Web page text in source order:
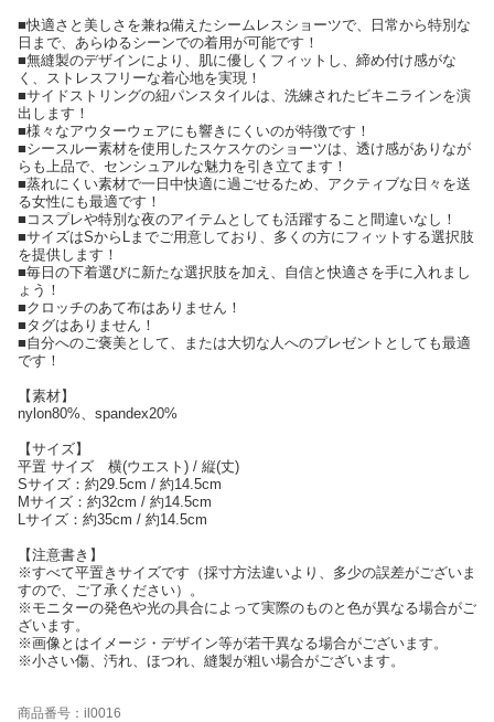
■快適さと美しさを兼ね備えたシームレスショーツで、日常から特別な
日まで、あらゆるシーンでの着用が可能です！
■無縫製のデザインにより、肌に優しくフィットし、締め付け感がな
く、ストレスフリーな着心地を実現！
■サイドストリングの紐パンスタイルは、洗練されたビキニラインを演
出します！
■様々なアウターウェアにも響きにくいのが特徴です！
■シースルー素材を使用したスケスケのショーツは、透け感がありなが
らも上品で、センシュアルな魅力を引き立てます！
■蒸れにくい素材で一日中快適に過ごせるため、アクティブな日々を送
る女性にも最適です！
■コスプレや特別な夜のアイテムとしても活躍すること間違いなし！
■サイズはSからLまでご用意しており、多くの方にフィットする選択肢
を提供します！
■毎日の下着選びに新たな選択肢を加え、自信と快適さを手に入れまし
ょう！
■クロッチのあて布はありません！
■タグはありません！
■自分へのご褒美として、または大切な人へのプレゼントとしても最適
です！
【素材】
nylon80%、spandex20%
【サイズ】
平置 サイズ 横(ウエスト) / 縦(丈)
Sサイズ：約29.5cm / 約14.5cm
Mサイズ：約32cm / 約14.5cm
Lサイズ：約35cm / 約14.5cm
【注意書き】
※すべて平置きサイズです（採寸方法違いより、多少の誤差がございま
すので、ご了承ください）。
※モニターの発色や光の具合によって実際のものと色が異なる場合がご
ざいます。
※画像とはイメージ・デザイン等が若干異なる場合がございます。
※小さい傷、汚れ、ほつれ、縫製が粗い場合がございます。
商品番号：il0016